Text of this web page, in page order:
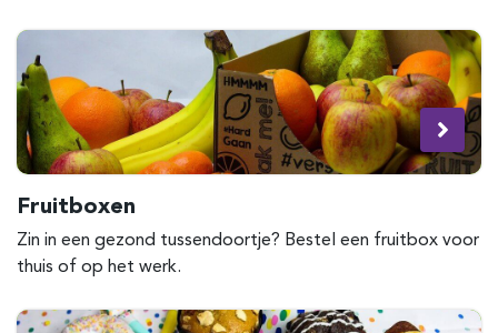
Fruitboxen
Zin in een gezond tussendoortje? Bestel een fruitbox voor
thuis of op het werk.